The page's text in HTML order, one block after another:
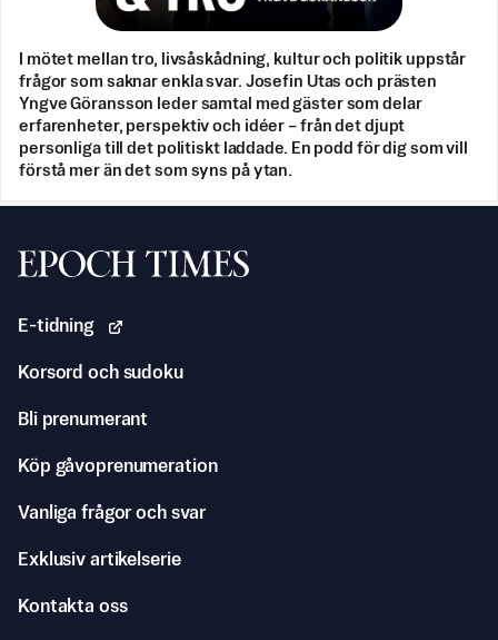
I mötet mellan tro, livsåskådning, kultur och politik uppstår
frågor som saknar enkla svar. Josefin Utas och prästen
Yngve Göransson leder samtal med gäster som delar
erfarenheter, perspektiv och idéer – från det djupt
personliga till det politiskt laddade. En podd för dig som vill
förstå mer än det som syns på ytan.
Svenska Epoch Times
E-tidning
Korsord och sudoku
Bli prenumerant
Köp gåvoprenumeration
Vanliga frågor och svar
Exklusiv artikelserie
Kontakta oss